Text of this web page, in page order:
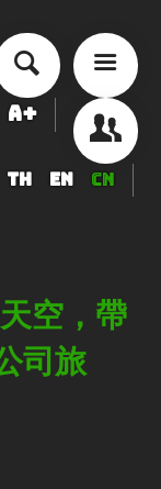
A+
TH EN CN
安排活动
品度假酒店
空，帶
司旅